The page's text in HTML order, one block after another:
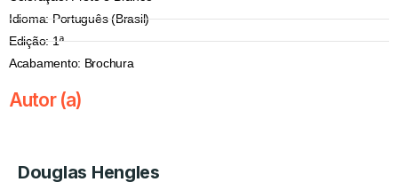
Idioma: Português (Brasil)
Edição: 1ª
Acabamento: Brochura
Autor (a)
Douglas Hengles